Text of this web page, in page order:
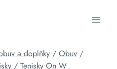
a doplňky / Obuv /
/ Tenisky On W